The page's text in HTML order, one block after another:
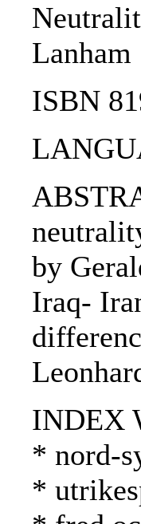
ISBN
by
Iraq-
INDEX
* nord-
*